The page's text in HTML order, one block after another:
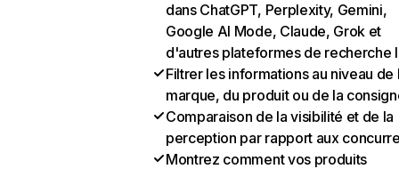
dans ChatGPT, Perplexity, Gemini,
Google AI Mode, Claude, Grok et
d'autres plateformes de recherche
Filtrer les informations au niveau de
marque, du produit ou de la
Comparaison de la visibilité et de la
perception par rapport aux
Montrez comment vos produits